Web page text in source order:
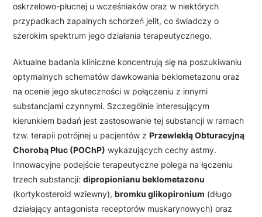
oskrzelowo-płucnej u wcześniaków oraz w niektórych
przypadkach zapalnych schorzeń jelit, co świadczy o
szerokim spektrum jego działania terapeutycznego.
Aktualne badania kliniczne koncentrują się na poszukiwaniu
optymalnych schematów dawkowania beklometazonu oraz
na ocenie jego skuteczności w połączeniu z innymi
substancjami czynnymi. Szczególnie interesującym
kierunkiem badań jest zastosowanie tej substancji w ramach
tzw. terapii potrójnej u pacjentów z Przewlekłą Obturacyjną
Chorobą Płuc (POChP) wykazujących cechy astmy.
Innowacyjne podejście terapeutyczne polega na łączeniu
trzech substancji: dipropionianu beklometazonu
(kortykosteroid wziewny), bromku glikopironium (długo
działający antagonista receptorów muskarynowych) oraz